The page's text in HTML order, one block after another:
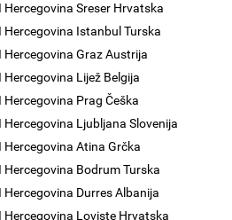
Sreser Hrvatska
Hercegovina Istanbul Turska
Hercegovina Graz Austrija
Lijež Belgija
Prag Češka
Ljubljana Slovenija
Hercegovina Atina Grčka
Bodrum Turska
Durres Albanija
Hercegovina Loviste Hrvatska